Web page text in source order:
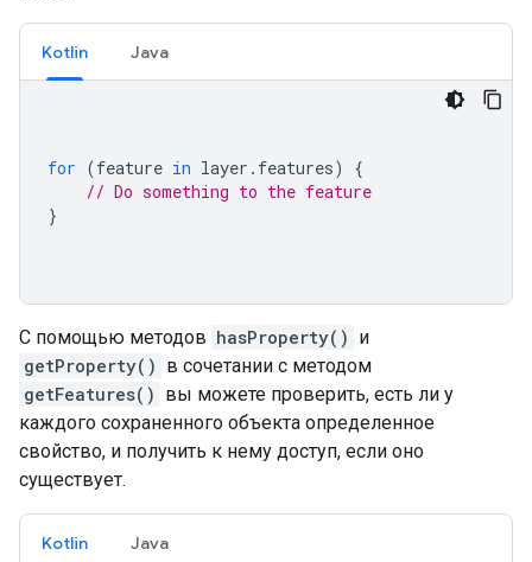
Kotlin Java
for (feature in layer . features)
{
// Do something to the feature
}
С помощью методов hasProperty() и
getProperty() в сочетании с методом
getFeatures() вы можете проверить, есть ли у
каждого сохраненного объекта определенное
свойство, и получить к нему доступ, если оно
существует.
Kotlin Java